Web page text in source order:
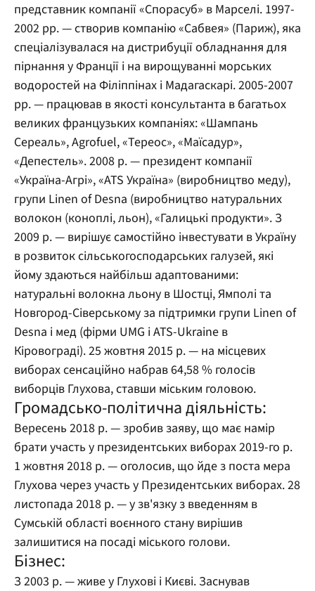
представник компанії «Спорасуб» в Марселі. 1997-
2002 рр. — створив компанію «Сабвея» (Париж), яка
спеціалізувалася на дистрибуції обладнання для
пірнання у Франції і на вирощуванні морських
водоростей на Філіппінах і Мадагаскарі. 2005-2007
рр. — працював в якості консультанта в багатьох
великих французьких компаніях: «Шампань
Сереаль», Agrofuel, «Тереос», «Маїсадур»,
«Депестель». 2008 р. — президент компанії
«Україна-Агрі», «ATS Україна» (виробництво меду),
групи Linen of Desna (виробництво натуральних
волокон (коноплі, льон), «Галицькі продукти». З
2009 р. — вирішує самостійно інвестувати в Україну
в розвиток сільськогосподарських галузей, які
йому здаються найбільш адаптованими:
натуральні волокна льону в Шостці, Ямполі та
Новгород-Сіверському за підтримки групи Linen of
Desna і мед (фірми UMG і ATS-Ukraine в
Кіровограді). 25 жовтня 2015 р. — на місцевих
виборах сенсаційно набрав 64,58 % голосів
виборців Глухова, ставши міським головою.
Громадсько-політична діяльність:
Вересень 2018 р. — зробив заяву, що має намір
брати участь у президентських виборах 2019-го р.
1 жовтня 2018 р. — оголосив, що йде з поста мера
Глухова через участь у Президентських виборах. 28
листопада 2018 р. — у зв'язку з введенням в
Сумській області воєнного стану вирішив
залишитися на посаді міського голови.
Бізнес:
З 2003 р. — живе у Глухові і Києві. Заснував